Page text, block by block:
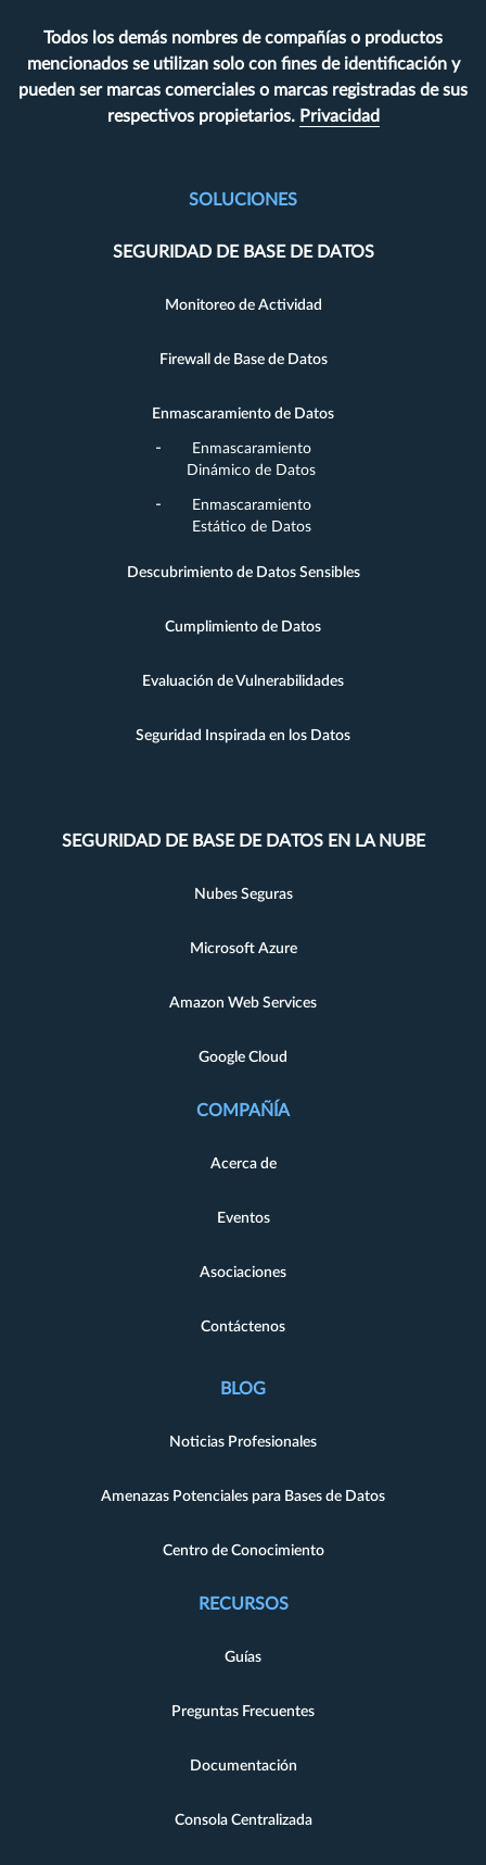
Todos los demás nombres de compañías o productos
mencionados se utilizan solo con fines de identificación y
pueden ser marcas comerciales o marcas registradas de sus
respectivos propietarios. Privacidad
SOLUCIONES
SEGURIDAD DE BASE DE DATOS
Monitoreo de Actividad
Firewall de Base de Datos
Enmascaramiento de Datos
Enmascaramiento
Dinámico de Datos
Enmascaramiento
Estático de Datos
Descubrimiento de Datos Sensibles
Cumplimiento de Datos
Evaluación de Vulnerabilidades
Seguridad Inspirada en los Datos
SEGURIDAD DE BASE DE DATOS EN LA NUBE
Nubes Seguras
Microsoft Azure
Amazon Web Services
Google Cloud
COMPAÑÍA
Acerca de
Eventos
Asociaciones
Contáctenos
BLOG
Noticias Profesionales
Amenazas Potenciales para Bases de Datos
Centro de Conocimiento
RECURSOS
Guías
Preguntas Frecuentes
Documentación
Consola Centralizada